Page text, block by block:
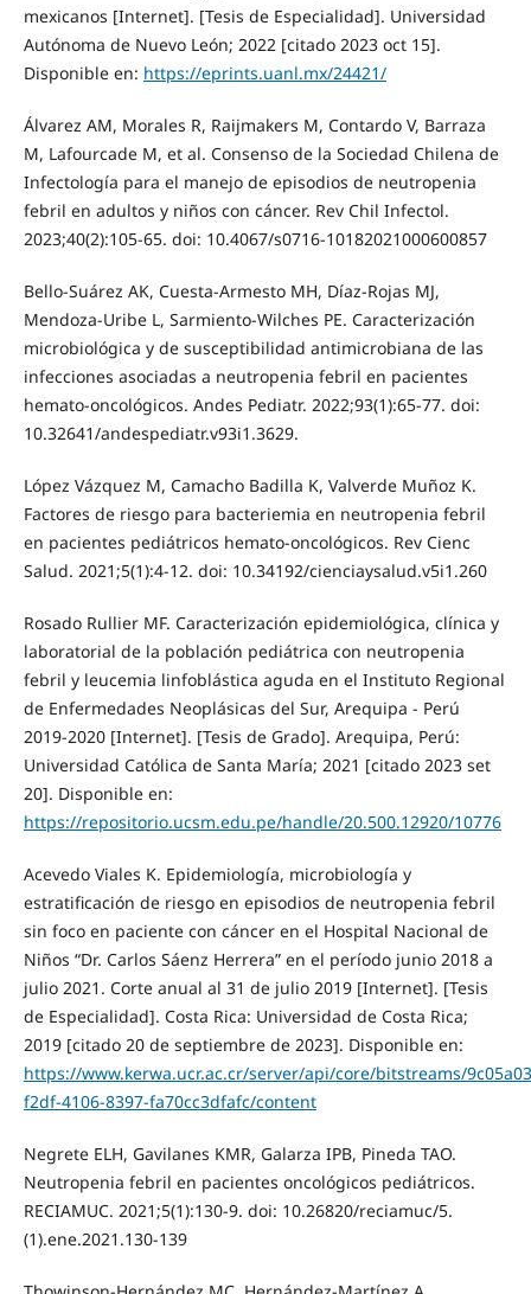
mexicanos [Internet]. [Tesis de Especialidad]. Universidad
Autónoma de Nuevo León; 2022 [citado 2023 oct 15].
Disponible en: https://eprints.uanl.mx/24421/
Álvarez AM, Morales R, Raijmakers M, Contardo V, Barraza
M, Lafourcade M, et al. Consenso de la Sociedad Chilena de
Infectología para el manejo de episodios de neutropenia
febril en adultos y niños con cáncer. Rev Chil Infectol.
2023;40(2):105-65. doi: 10.4067/s0716-10182021000600857
Bello-Suárez AK, Cuesta-Armesto MH, Díaz-Rojas MJ,
Mendoza-Uribe L, Sarmiento-Wilches PE. Caracterización
microbiológica y de susceptibilidad antimicrobiana de las
infecciones asociadas a neutropenia febril en pacientes
hemato-oncológicos. Andes Pediatr. 2022;93(1):65-77. doi:
10.32641/andespediatr.v93i1.3629.
López Vázquez M, Camacho Badilla K, Valverde Muñoz K.
Factores de riesgo para bacteriemia en neutropenia febril
en pacientes pediátricos hemato-oncológicos. Rev Cienc
Salud. 2021;5(1):4-12. doi: 10.34192/cienciaysalud.v5i1.260
Rosado Rullier MF. Caracterización epidemiológica, clínica y
laboratorial de la población pediátrica con neutropenia
febril y leucemia linfoblástica aguda en el Instituto Regional
de Enfermedades Neoplásicas del Sur, Arequipa - Perú
2019-2020 [Internet]. [Tesis de Grado]. Arequipa, Perú:
Universidad Católica de Santa María; 2021 [citado 2023 set
20]. Disponible en:
https://repositorio.ucsm.edu.pe/handle/20.500.12920/10776
Acevedo Viales K. Epidemiología, microbiología y
estratificación de riesgo en episodios de neutropenia febril
sin foco en paciente con cáncer en el Hospital Nacional de
Niños “Dr. Carlos Sáenz Herrera” en el período junio 2018 a
julio 2021. Corte anual al 31 de julio 2019 [Internet]. [Tesis
de Especialidad]. Costa Rica: Universidad de Costa Rica;
2019 [citado 20 de septiembre de 2023]. Disponible en:
https://www.kerwa.ucr.ac.cr/server/api/core/bitstreams/
f2df-4106-8397-fa70cc3dfafc/content
Negrete ELH, Gavilanes KMR, Galarza IPB, Pineda TAO.
Neutropenia febril en pacientes oncológicos pediátricos.
RECIAMUC. 2021;5(1):130-9. doi: 10.26820/reciamuc/5.
(1).ene.2021.130-139